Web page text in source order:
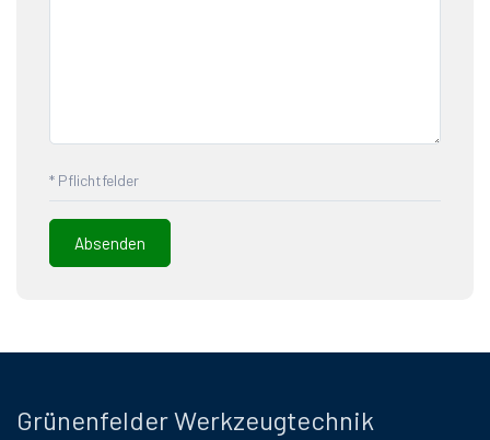
* Pflichtfelder
Grünenfelder Werkzeugtechnik